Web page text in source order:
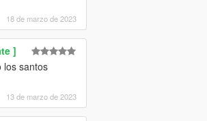
18 de marzo de 2023
]
los santos
13 de marzo de 2023